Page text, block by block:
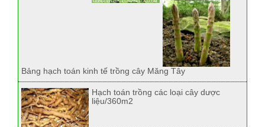
Bảng hạch toán kinh tế trồng cây Măng Tây
Hạch toán trồng các loại cây dược
liệu/360m2